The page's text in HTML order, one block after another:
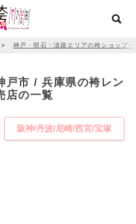
＞ 神戸・明石・淡路エリアの袴ショップ一
戸市 / 兵庫県の袴レン
店の一覧
阪神/丹波/尼崎/西宮/宝塚